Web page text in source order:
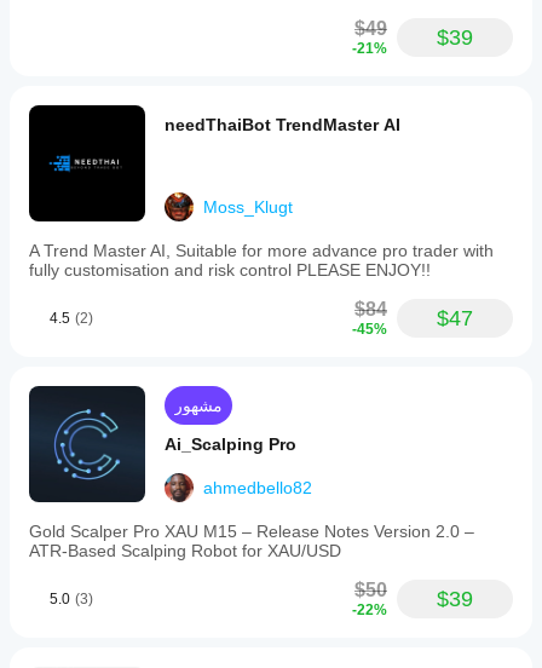
$49
-21% $39
needThaiBot TrendMaster AI
Moss_Klugt
A Trend Master AI, Suitable for more advance pro trader with
fully customisation and risk control PLEASE ENJOY!!
4.5 (2) $84
-45% $47
مشهور
Ai_Scalping Pro
ahmedbello82
Gold Scalper Pro XAU M15 – Release Notes Version 2.0 –
ATR‑Based Scalping Robot for XAU/USD
5.0 (3) $50
-22% $39